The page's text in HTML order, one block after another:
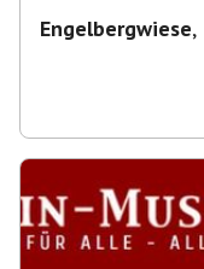
Engelbergwiese,